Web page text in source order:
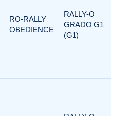
RO-RALLY
OBEDIENCE
RALLY-O
GRADO G1
(G1)